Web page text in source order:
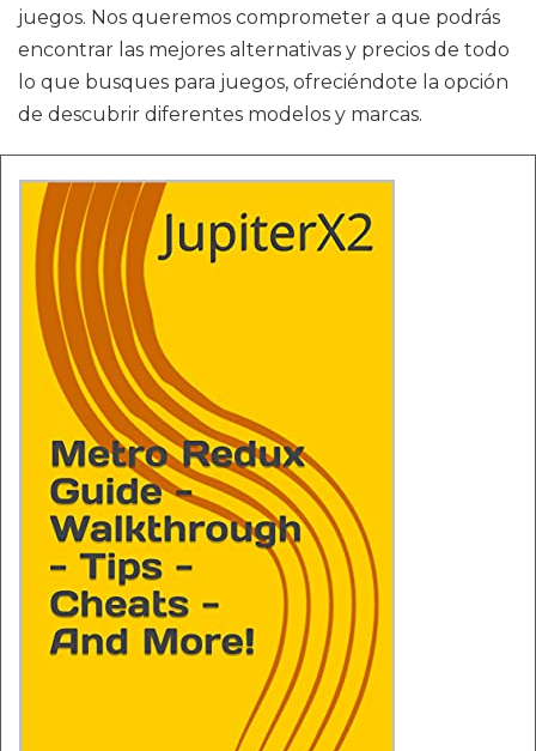
juegos. Nos queremos comprometer a que podrás
encontrar las mejores alternativas y precios de todo
lo que busques para juegos, ofreciéndote la opción
de descubrir diferentes modelos y marcas.